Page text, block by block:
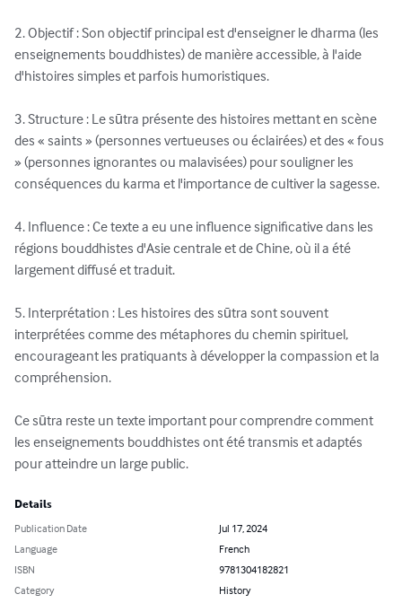
2. Objectif : Son objectif principal est d'enseigner le dharma (les
enseignements bouddhistes) de manière accessible, à l'aide
d'histoires simples et parfois humoristiques.
3. Structure : Le sūtra présente des histoires mettant en scène
des « saints » (personnes vertueuses ou éclairées) et des « fous
» (personnes ignorantes ou malavisées) pour souligner les
conséquences du karma et l'importance de cultiver la sagesse.
4. Influence : Ce texte a eu une influence significative dans les
régions bouddhistes d'Asie centrale et de Chine, où il a été
largement diffusé et traduit.
5. Interprétation : Les histoires des sūtra sont souvent
interprétées comme des métaphores du chemin spirituel,
encourageant les pratiquants à développer la compassion et la
compréhension.
Ce sūtra reste un texte important pour comprendre comment
les enseignements bouddhistes ont été transmis et adaptés
pour atteindre un large public.
Details
Publication Date
Jul 17, 2024
Language
French
ISBN
9781304182821
Category
History